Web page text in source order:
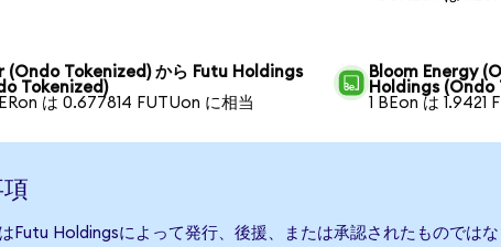
(Ondo Tokenized) から Futu Holdings
Tokenized)
は 0.677814 FUTUon に相当
Bloom Energy
Holdings (Ondo
1 BEon は 1.9421
Futu Holdingsによって発行、後援、または承認されたものでは